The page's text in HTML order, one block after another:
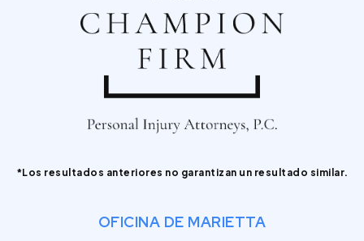
*Los resultados anteriores no garantizan un resultado similar.
OFICINA DE MARIETTA